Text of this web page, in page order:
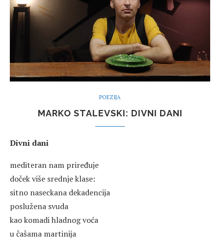
POEZIJA
MARKO STALEVSKI: DIVNI DANI
Divni dani
mediteran nam priređuje
doček više srednje klase:
sitno naseckana dekadencija
poslužena svuda
kao komadi hladnog voća
u čašama martinija